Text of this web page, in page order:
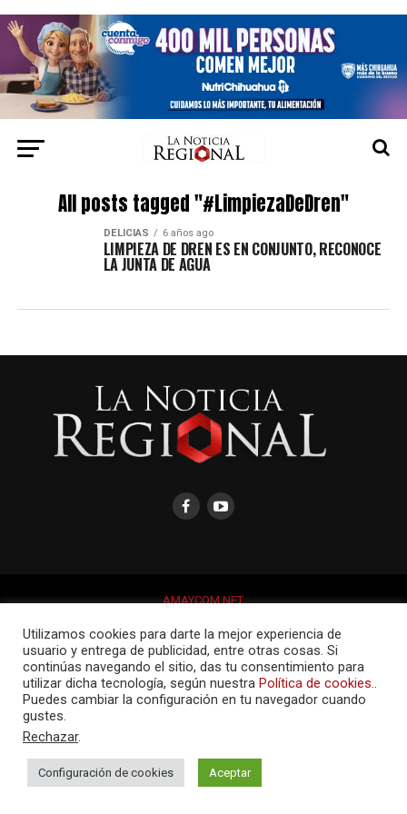
All posts tagged "#LimpiezaDeDren"
DELICIAS 6 años ago
LIMPIEZA DE DREN ES EN CONJUNTO, RECONOCE
LA JUNTA DE AGUA
AMAYCOM.NET
Utilizamos cookies para darte la mejor experiencia de
usuario y entrega de publicidad, entre otras cosas. Si
continúas navegando el sitio, das tu consentimiento para
utilizar dicha tecnología, según nuestra Política de cookies..
Puedes cambiar la configuración en tu navegador cuando
gustes.
Rechazar.
Configuración de cookies Aceptar